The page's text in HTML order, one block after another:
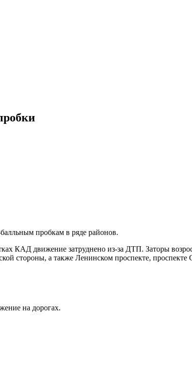
пробкам в ряде районов.
КАД движение затруднено из-за ДТП. Заторы
стороны, а также Ленинском проспекте,
на дорогах.